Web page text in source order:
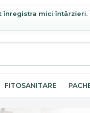
mici
FITOSANITARE